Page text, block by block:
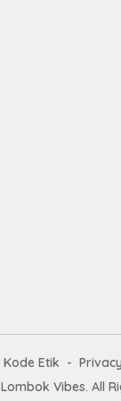
Kode Etik
Lombok Vibes. All